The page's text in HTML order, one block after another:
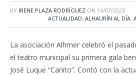
BY IRENE PLAZA RODRÍGUEZ ON 16/07/2025
ACTUALIDAD, ALHAURÍN AL DÍA,
La asociación Alhmer celebró el
el teatro municipal su primera gala
José Luque “Canito”. Contó con la